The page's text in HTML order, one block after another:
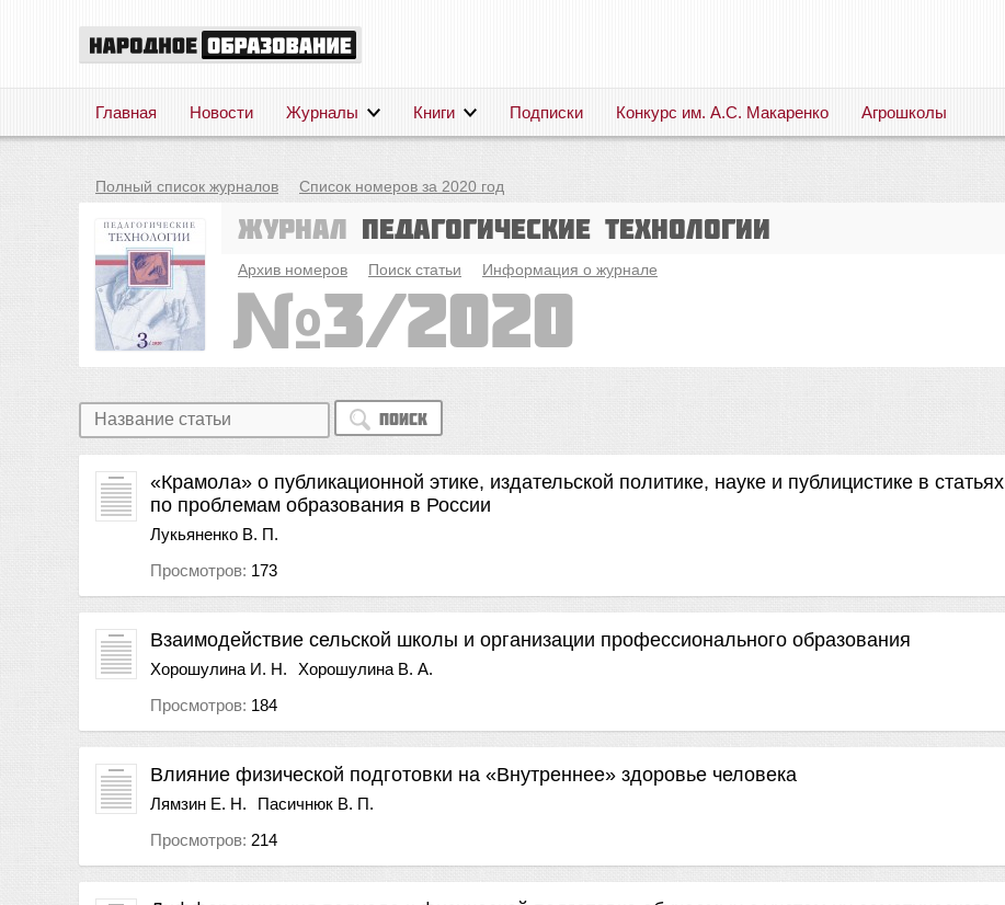
Главная Новости Журналы Книги Подписки Конкурс им. А.С. Макаренко Агрошколы
Полный список журналов Список номеров за 2020 год
Журнал Педагогические технологии
Архив номеров Поиск статьи Информация о журнале
3/2020
Поиск
«Крамола» о публикационной этике, издательской политике, науке и публицистике в статьях
по проблемам образования в России
Лукьяненко В. П.
Просмотров: 173
Взаимодействие сельской школы и организации профессионального образования
Хорошулина И. Н.
Хорошулина В. А.
Просмотров: 184
Влияние физической подготовки на «Внутреннее» здоровье человека
Лямзин Е. Н.
Пасичнюк В. П.
Просмотров: 214